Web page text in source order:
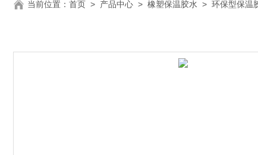
当前位置： 首页 > 产品中心 > 橡塑保温胶水 > 环保型保温